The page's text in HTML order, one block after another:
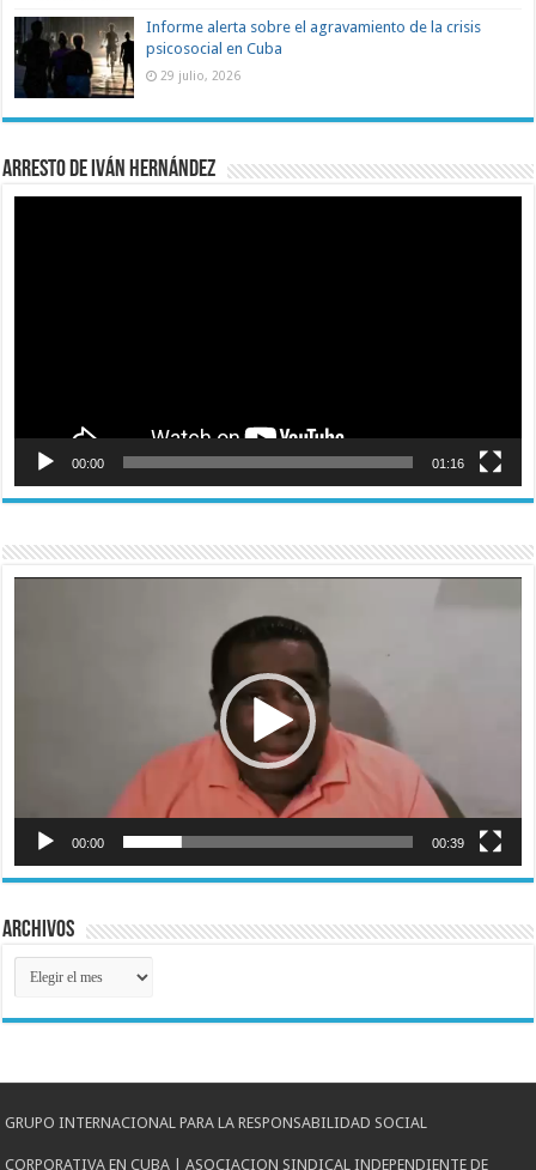
Informe alerta sobre el agravamiento de la crisis
psicosocial en Cuba
29 julio, 2026
Arresto de Iván Hernández
00:00 01:16
00:00 00:39
Archivos
Archivos
GRUPO INTERNACIONAL PARA LA RESPONSABILIDAD SOCIAL
CORPORATIVA EN CUBA | ASOCIACION SINDICAL INDEPENDIENTE DE